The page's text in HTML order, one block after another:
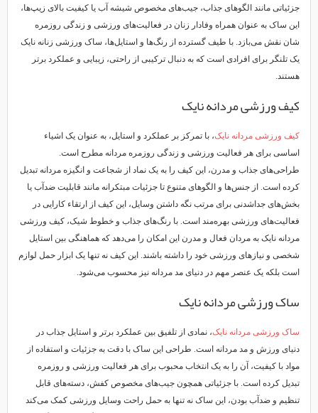
جزئیاتی مانند الگوهای جذاب، جیب‌های مخصوص شیشه آب یا کیفیت بالای زیپ‌ها،
این ساک به عنوان همراه وفادار زنان در فعالیت‌های ورزشی و زندگی روزمره
شان نقش می‌بازد. با طیف گسترده از رنگ‌ها و استایل‌ها، ساک ورزشی زنانه نایک
یک تلنگر برای افرادی است که به دنبال ترکیبی از راحتی، زیبایی و عملکرد برتر
هستند.
کیف ورزشی مردانه نایک
کیف ورزشی مردانه نایک، با تمرکز بر عملکرد و استایل، به عنوان یک اشیاء
اساسی برای هر فعالیت ورزشی و زندگی روزمره مردانه مطرح است.
طراحی‌های جذاب و مدرن، این کیف را به یک نماد از شجاعت و انگیزه مردانه تبدیل
کرده است. از جنس‌ها و الگوهای متنوع تا جزئیات مبتکرانه مانند قابلیت ضدآب یا
بخش‌های جداشدنی برای مرتب نگه داشتن وسایل، این کیف از ارتقاء کارایی در
فعالیت‌های ورزشی بهره‌مند است. با رنگ‌های جذاب و خطوط شیک، کیف ورزشی
مردانه نایک به مردان فعال و مدرن این امکان را می‌دهد که هماهنگی بین استایل
شخصی و نیازهای ورزشی خود را داشته باشند. این کیف نه تنها یک ابزار حمل لوازم
است بلکه یک عنصر مهم در دنیای مد مردانه نیز محسوب می‌شود.
ساک ورزشی مردانه نایک
ساک ورزشی مردانه نایک، نمادی از تلفیق بین عملکرد برتر و استایل جذاب در
دنیای ورزش و مد مردانه است. طراحی این ساک با دقت به جزئیات و استفاده از
مواد با کیفیت، آن را به یک انتخاب محبوب برای هر فعالیت ورزشی و روزمره
تبدیل کرده است. با جزئیاتی همچون جیب‌های مخصوص کفش، دسته‌های قابل
تنظیم و ضدآب بودن، این ساک نه تنها به حمل راحت وسایل ورزشی کمک می‌کند